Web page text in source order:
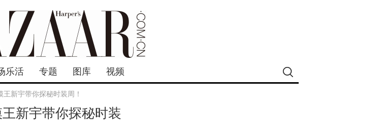
乐活 专题 图库 视频
新宇带你探秘时装周！
新宇带你探秘时装